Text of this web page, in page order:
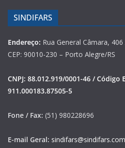
SINDIFARS
Endereço: Rua General Câmara,
CEP: 90010-230 – Porto Alegre/RS
CNPJ: 88.012.919/0001-46 / Código
911.000183.87505-5
Fone / Fax: (51) 980228696
E-mail Geral: